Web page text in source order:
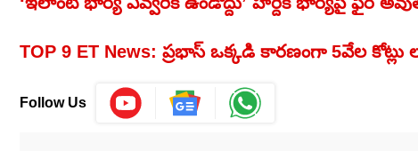
TOP 9 ET News: ప్రభాస్‌ ఒక్కడి కారణంగా 5వేల కోట్లు
Follow Us